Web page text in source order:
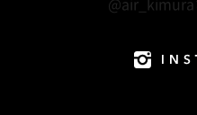
@air_kimura